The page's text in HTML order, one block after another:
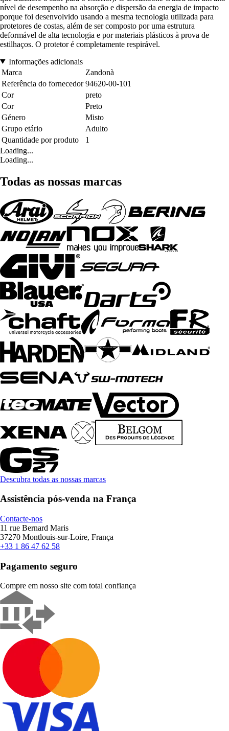
nível de desempenho na absorção e dispersão da energia de impacto
porque foi desenvolvido usando a mesma tecnologia utilizada para
protetores de costas, além de ser composto por uma estrutura
deformável de alta tecnologia e por materiais plásticos à prova de
estilhaços. O protetor é completamente respirável.
Informações adicionais
Marca
Zandonà
Referência do fornecedor 94620-00-101
Cor
preto
Cor
Preto
Género
Misto
Grupo etário
Adulto
Quantidade por produto
1
Loading...
Loading...
Todas as nossas marcas
Descubra todas as nossas marcas
Assistência pós-venda na França
Contacte-nos
11 rue Bernard Maris
37270 Montlouis-sur-Loire, França
+33 1 86 47 62 58
Pagamento seguro
Compre em nosso site com total confiança